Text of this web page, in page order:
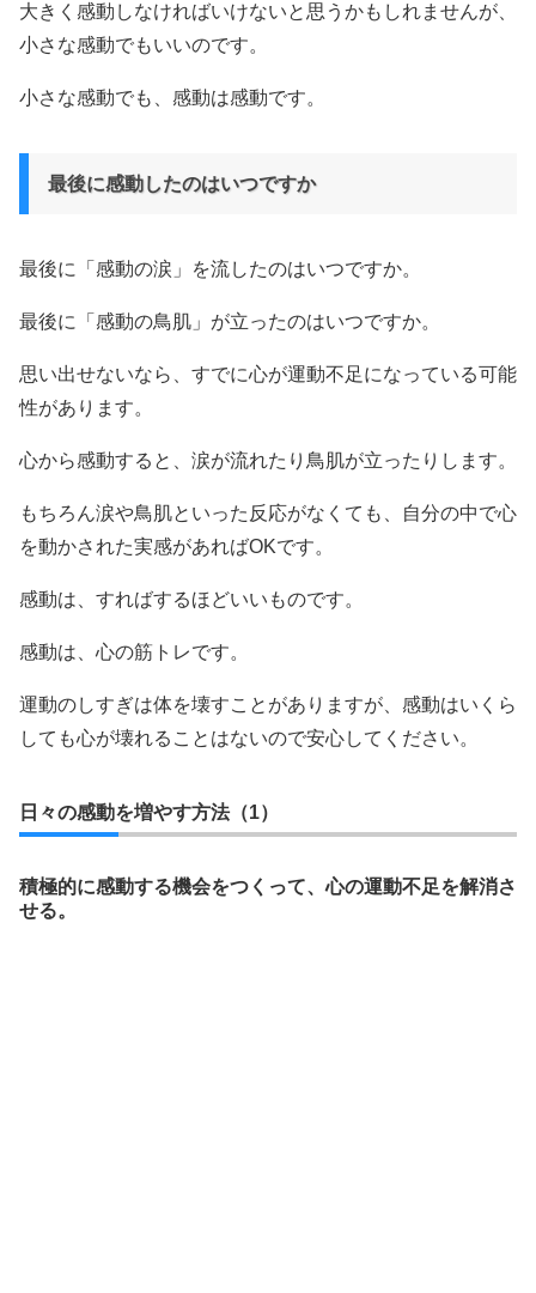
大きく感動しなければいけないと思うかもしれませんが、
小さな感動でもいいのです。
小さな感動でも、感動は感動です。
最後に感動したのはいつですか
最後に「感動の涙」を流したのはいつですか。
最後に「感動の鳥肌」が立ったのはいつですか。
思い出せないなら、すでに心が運動不足になっている可能
性があります。
心から感動すると、涙が流れたり鳥肌が立ったりします。
もちろん涙や鳥肌といった反応がなくても、自分の中で心
を動かされた実感があればOKです。
感動は、すればするほどいいものです。
感動は、心の筋トレです。
運動のしすぎは体を壊すことがありますが、感動はいくら
しても心が壊れることはないので安心してください。
日々の感動を増やす方法（1）
積極的に感動する機会をつくって、心の運動不足を解消さ
せる。